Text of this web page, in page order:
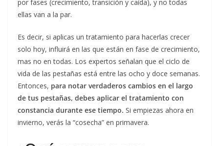
por fases (crecimiento, transición y caída), y no todas
ellas van a la par.
Es decir, si aplicas un tratamiento para hacerlas crecer
solo hoy, influirá en las que están en fase de crecimiento,
mas no en todas. Los expertos señalan que el ciclo de
vida de las pestañas está entre las ocho y doce semanas.
Entonces, para notar verdaderos cambios en el largo
de tus pestañas, debes aplicar el tratamiento con
constancia durante ese tiempo. Si empiezas ahora en
invierno, verás la “cosecha” en primavera.